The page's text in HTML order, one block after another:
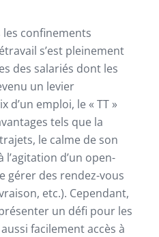
confinements
s’est pleinement
des salariés dont les
un levier
d’un emploi, le « TT »
tels que la
le calme de son
d’un open-
gérer des rendez-vous
etc.). Cependant,
un défi pour les
facilement accès à